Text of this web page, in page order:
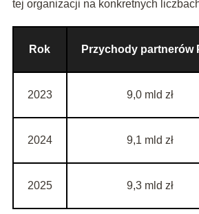
tej organizacji na konkretnych
Rok Przychody partnerów
2023 9,0 mld zł
2024 9,1 mld zł
2025 9,3 mld zł